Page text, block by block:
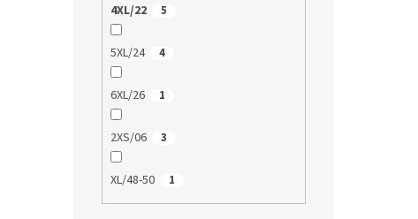
4XL/22 5
5XL/24 4
6XL/26 1
2XS/06 3
XL/48-50 1